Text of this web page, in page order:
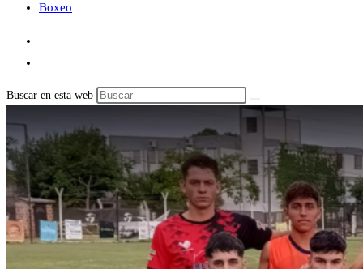
Boxeo
Buscar en esta web